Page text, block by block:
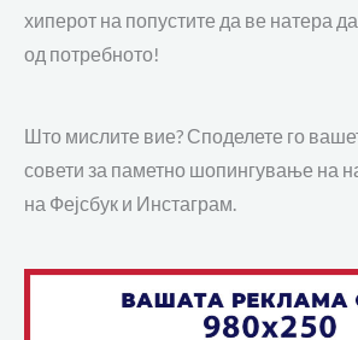
хиперот на попустите да ве натера
од потребното!
Што мислите вие? Споделете го
совети за паметно шопингување на
на Фејсбук и Инстаграм.